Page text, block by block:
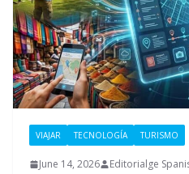
VIAJAR TECNOLOGÍA TURISMO
June 14, 2026 Editorialge